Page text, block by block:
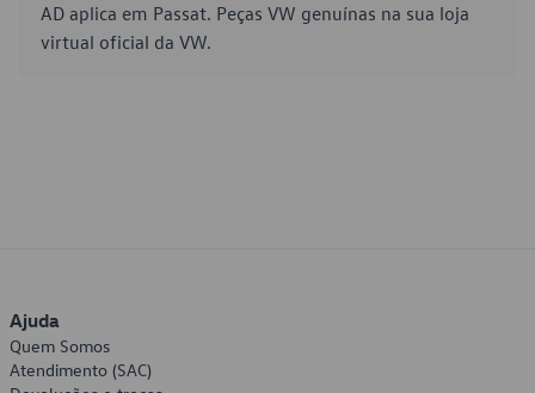
AD aplica em Passat. Peças VW genuínas na sua loja
virtual oficial da VW.
Ajuda
Quem Somos
Atendimento (SAC)